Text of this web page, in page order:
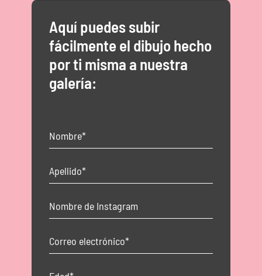
Aquí puedes subir
fácilmente el dibujo hecho
por ti misma a nuestra
galería: